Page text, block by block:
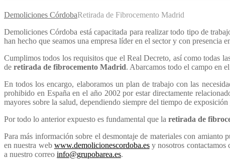
Demoliciones CórdobaRetirada de Fibrocemento Madrid
Demoliciones Córdoba está capacitada para realizar todo tipo de
han hecho que seamos una empresa líder en el sector y con presencia
Cumplimos todos los requisitos que el Real Decreto, así como todas
de retirada de fibrocemento Madrid. Abarcamos todo el campo en
En todos los encargo, elaboramos un plan de trabajo con las
prohibido en España en el año 2002 por estar directamente
mayores sobre la salud, dependiendo siempre del tiempo de
Por todo lo anterior expuesto es fundamental que la retirada de
Para más información sobre el desmontaje de materiales con
en nuestra web www.demolicionescordoba.esy nosotros contactamos
a nuestro correo info@grupobarea.es.